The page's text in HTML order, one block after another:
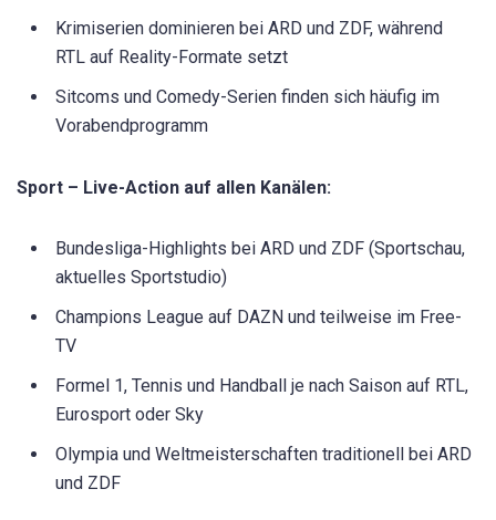
Krimiserien dominieren bei ARD und ZDF, während
RTL auf Reality-Formate setzt
Sitcoms und Comedy-Serien finden sich häufig im
Vorabendprogramm
Sport – Live-Action auf allen Kanälen:
Bundesliga-Highlights bei ARD und ZDF (Sportschau,
aktuelles Sportstudio)
Champions League auf DAZN und teilweise im Free-
TV
Formel 1, Tennis und Handball je nach Saison auf RTL,
Eurosport oder Sky
Olympia und Weltmeisterschaften traditionell bei ARD
und ZDF